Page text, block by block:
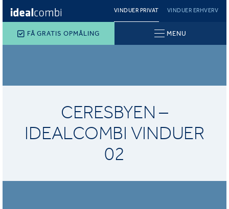
VINDUER PRIVAT VINDUER ERHVERV
FÅ GRATIS OPMÅLING MENU
CERESBYEN –
IDEALCOMBI VINDUER
02